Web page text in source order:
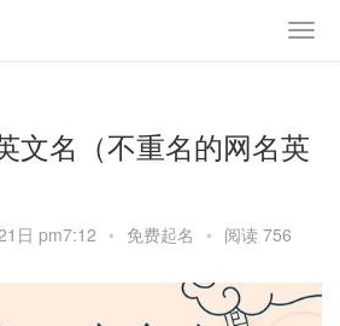
文名（不重名的网名英
日 pm7:12 • 免费起名 • 阅读 756